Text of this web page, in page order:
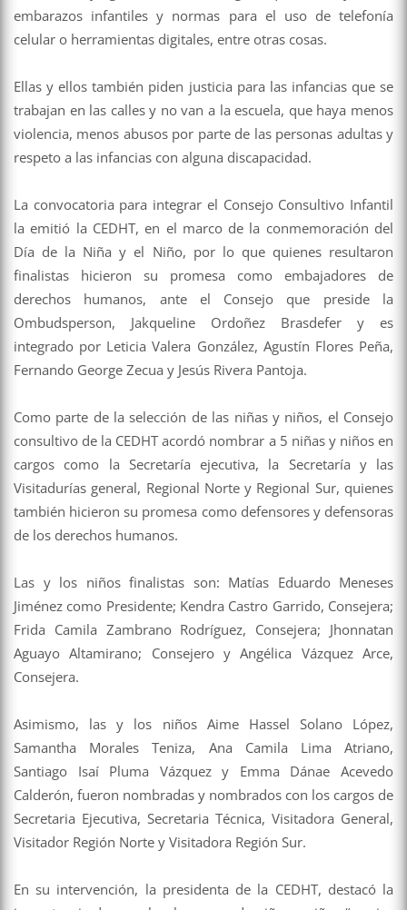
embarazos infantiles y normas para el uso de telefonía
celular o herramientas digitales, entre otras cosas.
Ellas y ellos también piden justicia para las infancias que se
trabajan en las calles y no van a la escuela, que haya menos
violencia, menos abusos por parte de las personas adultas y
respeto a las infancias con alguna discapacidad.
La convocatoria para integrar el Consejo Consultivo Infantil
la emitió la CEDHT, en el marco de la conmemoración del
Día de la Niña y el Niño, por lo que quienes resultaron
finalistas hicieron su promesa como embajadores de
derechos humanos, ante el Consejo que preside la
Ombudsperson, Jakqueline Ordoñez Brasdefer y es
integrado por Leticia Valera González, Agustín Flores Peña,
Fernando George Zecua y Jesús Rivera Pantoja.
Como parte de la selección de las niñas y niños, el Consejo
consultivo de la CEDHT acordó nombrar a 5 niñas y niños en
cargos como la Secretaría ejecutiva, la Secretaría y las
Visitadurías general, Regional Norte y Regional Sur, quienes
también hicieron su promesa como defensores y defensoras
de los derechos humanos.
Las y los niños finalistas son: Matías Eduardo Meneses
Jiménez como Presidente; Kendra Castro Garrido, Consejera;
Frida Camila Zambrano Rodríguez, Consejera; Jhonnatan
Aguayo Altamirano; Consejero y Angélica Vázquez Arce,
Consejera.
Asimismo, las y los niños Aime Hassel Solano López,
Samantha Morales Teniza, Ana Camila Lima Atriano,
Santiago Isaí Pluma Vázquez y Emma Dánae Acevedo
Calderón, fueron nombradas y nombrados con los cargos de
Secretaria Ejecutiva, Secretaria Técnica, Visitadora General,
Visitador Región Norte y Visitadora Región Sur.
En su intervención, la presidenta de la CEDHT, destacó la